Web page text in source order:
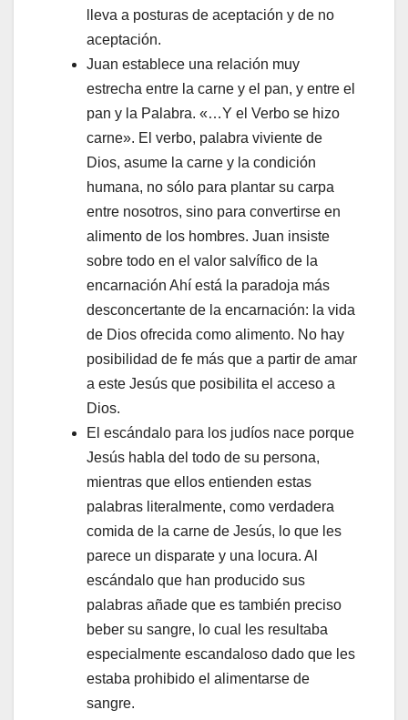
lleva a posturas de aceptación y de no
aceptación.
Juan establece una relación muy
estrecha entre la carne y el pan, y entre el
pan y la Palabra. «…Y el Verbo se hizo
carne». El verbo, palabra viviente de
Dios, asume la carne y la condición
humana, no sólo para plantar su carpa
entre nosotros, sino para convertirse en
alimento de los hombres. Juan insiste
sobre todo en el valor salvífico de la
encarnación Ahí está la paradoja más
desconcertante de la encarnación: la vida
de Dios ofrecida como alimento. No hay
posibilidad de fe más que a partir de amar
a este Jesús que posibilita el acceso a
Dios.
El escándalo para los judíos nace porque
Jesús habla del todo de su persona,
mientras que ellos entienden estas
palabras literalmente, como verdadera
comida de la carne de Jesús, lo que les
parece un disparate y una locura. Al
escándalo que han producido sus
palabras añade que es también preciso
beber su sangre, lo cual les resultaba
especialmente escandaloso dado que les
estaba prohibido el alimentarse de
sangre.